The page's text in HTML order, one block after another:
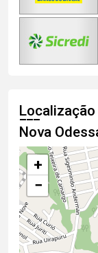
Nova
+
−